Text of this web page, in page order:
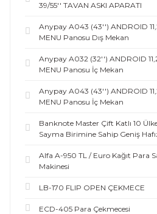
39/55'' TAVAN ASKI APARATI
Anypay A043 (43'') ANDROID
MENU Panosu Dış Mekan
Anypay A032 (32'') ANDROID
MENU Panosu İç Mekan
Anypay A043 (43'') ANDROID
MENU Panosu İç Mekan
Banknote Master Çift Katlı 10
Sayma Birimine Sahip Geniş
Alfa A-950 TL / Euro Kağıt Para
Makinesi
LB-170 FLIP OPEN ÇEKMECE
ECD-405 Para Çekmecesi